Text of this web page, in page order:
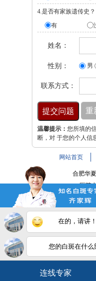
4.是否有家族遗传史？
有
姓名：
性别： 男
联系方式：
温馨提示： 您所填的
断，对 于您的个人信
网站首页
合肥华
医院
医院地址：合
注：本网站信息仅供
药物或进行治疗时请遵
问题
皖
皖公网安备
在的，请讲！
您的白斑在什么
连线专家
白斑在线问医
如何快速治好